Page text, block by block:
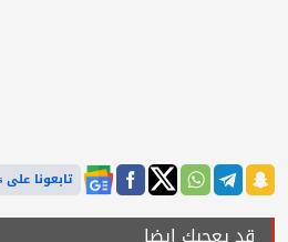
تابعونا على Google News